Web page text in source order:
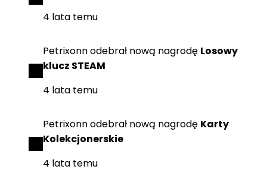
4 lata temu
Petrixonnodebrał nową nagrodę Losowy
klucz STEAM
4 lata temu
Petrixonnodebrał nową nagrodę Karty
Kolekcjonerskie
4 lata temu